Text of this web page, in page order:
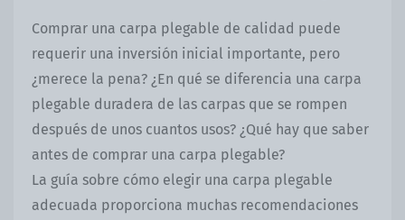
Comprar una carpa plegable de calidad puede
requerir una inversión inicial importante, pero
¿merece la pena? ¿En qué se diferencia una carpa
plegable duradera de las carpas que se rompen
después de unos cuantos usos? ¿Qué hay que saber
antes de comprar una carpa plegable?
La guía sobre cómo elegir una carpa plegable
adecuada proporciona muchas recomendaciones